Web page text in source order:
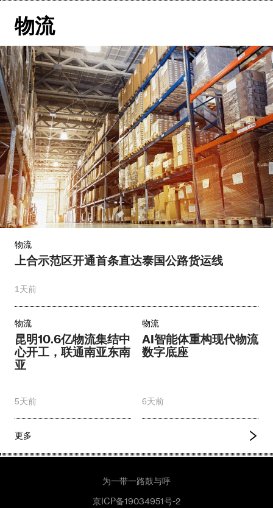
物流
物流
上合示范区开通首条直达泰国公路货运线
1天前
物流
昆明10.6亿物流集结中
心开工，联通南亚东南
亚
5天前
物流
AI智能体重构现代物流
数字底座
6天前
更多
为一带一路鼓与呼
京ICP备19034951号-2